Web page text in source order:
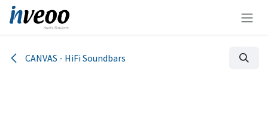
Zum Inhalt springen
CANVAS - HiFi Soundbars